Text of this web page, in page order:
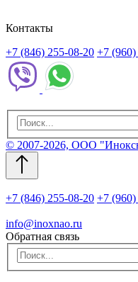
Контакты
+7 (846) 255-08-20 +7
© 2007-2026, ООО
+7 (846) 255-08-20 +7
info@inoxnao.ru
Обратная связь